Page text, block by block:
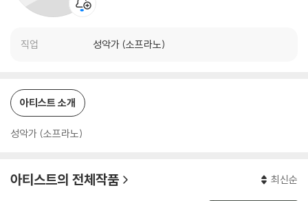
직업 성악가 (소프라노)
아티스트 소개
성악가 (소프라노)
아티스트의 전체작품 최신순